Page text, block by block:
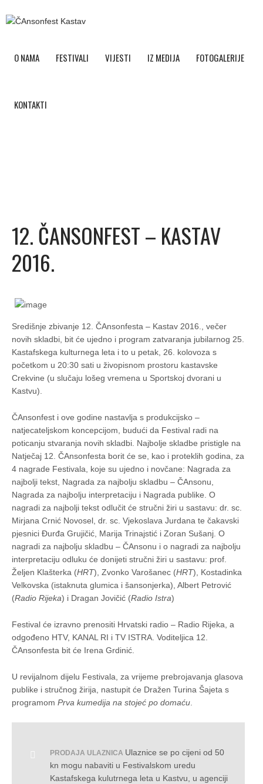
O NAMA FESTIVALI VIJESTI IZ MEDIJA FOTOGALERIJE
KONTAKTI
12. ČANSONFEST – KASTAV
2016.
Središnje zbivanje 12. ČAnsonfesta – Kastav 2016., večer
novih skladbi, bit će ujedno i program zatvaranja jubilarnog 25.
Kastafskega kulturnega leta i to u petak, 26. kolovoza s
početkom u 20:30 sati u živopisnom prostoru kastavske
Crekvine (u slučaju lošeg vremena u Sportskoj dvorani u
Kastvu).
ČAnsonfest i ove godine nastavlja s produkcijsko –
natjecateljskom koncepcijom, budući da Festival radi na
poticanju stvaranja novih skladbi. Najbolje skladbe pristigle na
Natječaj 12. ČAnsonfesta borit će se, kao i proteklih godina, za
4 nagrade Festivala, koje su ujedno i novčane: Nagrada za
najbolji tekst, Nagrada za najbolju skladbu – ČAnsonu,
Nagrada za najbolju interpretaciju i Nagrada publike. O
nagradi za najbolji tekst odlučit će stručni žiri u sastavu: dr. sc.
Mirjana Crnić Novosel, dr. sc. Vjekoslava Jurdana te čakavski
pjesnici Đurđa Grujičić, Marija Trinajstić i Zoran Sušanj. O
nagradi za najbolju skladbu – ČAnsonu i o nagradi za najbolju
interpretaciju odluku će donijeti stručni žiri u sastavu: prof.
Željen Klašterka (HRT), Zvonko Varošanec (HRT), Kostadinka
Velkovska (istaknuta glumica i šansonjerka), Albert Petrović
(Radio Rijeka) i Dragan Jovičić (Radio Istra)
Festival će izravno prenositi Hrvatski radio – Radio Rijeka, a
odgođeno HTV, KANAL RI i TV ISTRA. Voditeljica 12.
ČAnsonfesta bit će Irena Grdinić.
U revijalnom dijelu Festivala, za vrijeme prebrojavanja glasova
publike i stručnog žirija, nastupit će Dražen Turina Šajeta s
programom Prva kumedija na stojeć po domaću.
PRODAJA ULAZNICA Ulaznice se po cijeni od 50
kn mogu nabaviti u Festivalskom uredu
Kastafskega kulutrnega leta u Kastvu, u agenciji